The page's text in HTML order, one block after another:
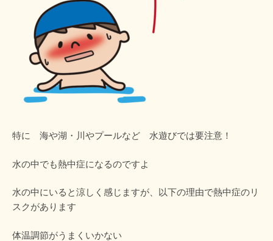
特に 海や湖・川やプールなど 水遊びでは要注意！
水の中でも熱中症になるのですよ
水の中にいると涼しく感じますが、以下の理由で熱中症のリ
スクがあります
体温調節がうまくいかない